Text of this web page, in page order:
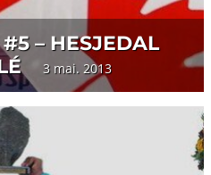
– HESJEDAL
3 mai. 2013